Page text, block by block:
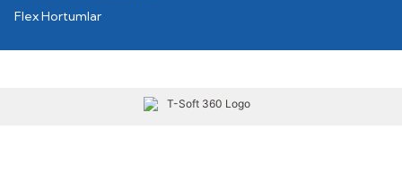
Flex Hortumlar